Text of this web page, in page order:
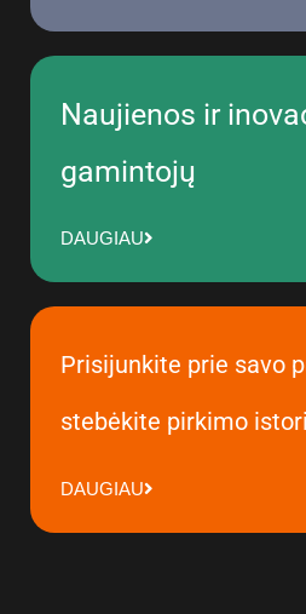
Naujienos ir
gamintojų
DAUGIAU
Prisijunkite prie savo
stebėkite pirkimo
DAUGIAU